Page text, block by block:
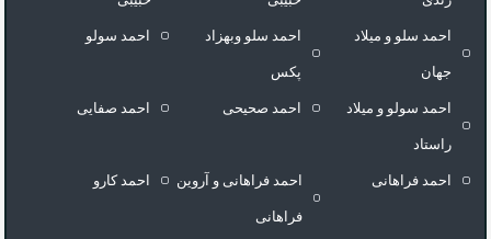
احمد سلو و میلاد
جهان
احمد سلو وبهزاد
پکس
احمد سولو
احمد سولو و میلاد
راستاد
احمد صحیحی احمد صفایی
احمد فراهانی احمد فراهانی و آروین
فراهانی
احمد کارو